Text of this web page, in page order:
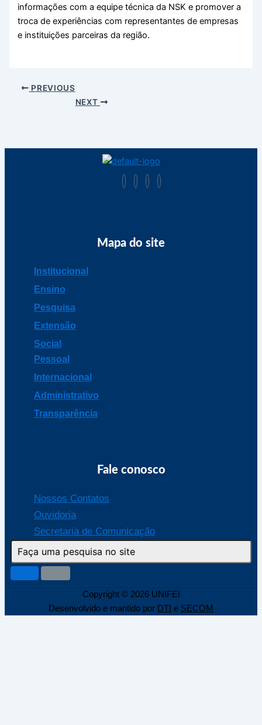
informações com a equipe técnica da NSK e promover a
troca de experiências com representantes de empresas
e instituições parceiras da região.
PREVIOUS
NEXT
Mapa do site
Institucional
Ensino
Pesquisa
Extensão
Social
Pessoal
Internacional
Administrativo
Transparência
Fale conosco
Nossos Contatos
Ouvidoria
Secretaria de Comunicação
Copyright © 2026 UNIFEI
Desenvolvido e mantido por DTI e SECOM